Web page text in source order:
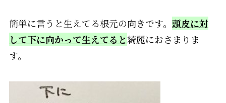
簡単に言うと生えてる根元の向きです。 頭皮に対
して下に向かって生えてると綺麗におさまりま
す。